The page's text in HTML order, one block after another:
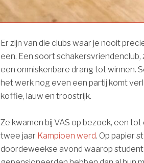
Er zijn van die clubs waar je nooit
een. Een soort
een onmiskenbare drang tot winnen.
het werk nog even een partij komt
koffie, lauw en troostrijk.
Ze kwamen bij VAS op bezoek, een
twee jaar Kampioen werd. Op papier
doordeweekse avond waarop